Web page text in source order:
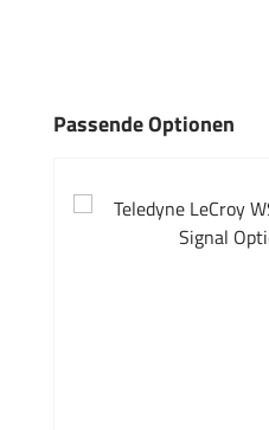
Produktgalerie überspringen
Passende Optionen